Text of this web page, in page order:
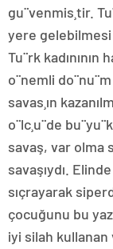
gu¨venmis¸tir.
yere gelebilmesi
Tu¨rk kadınının
o¨nemli do¨nu¨m
savas¸ın
o¨lc¸u¨de
savaş, var olma
savaşıydı.
sıçrayarak
çocuğunu bu
iyi silah kullanan